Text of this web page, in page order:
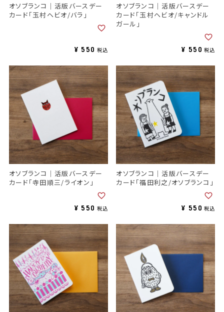
オソブランコ｜活版バースデー
カード「玉村ヘビオ/バラ」
¥ 550 税込
オソブランコ｜活版バースデー
カード「玉村ヘビオ/キャンドル
ガール」
¥ 550 税込
オソブランコ｜活版バースデー
カード「寺田順三/ライオン」
¥ 550 税込
オソブランコ｜活版バースデー
カード「福田利之/オソブランコ」
¥ 550 税込